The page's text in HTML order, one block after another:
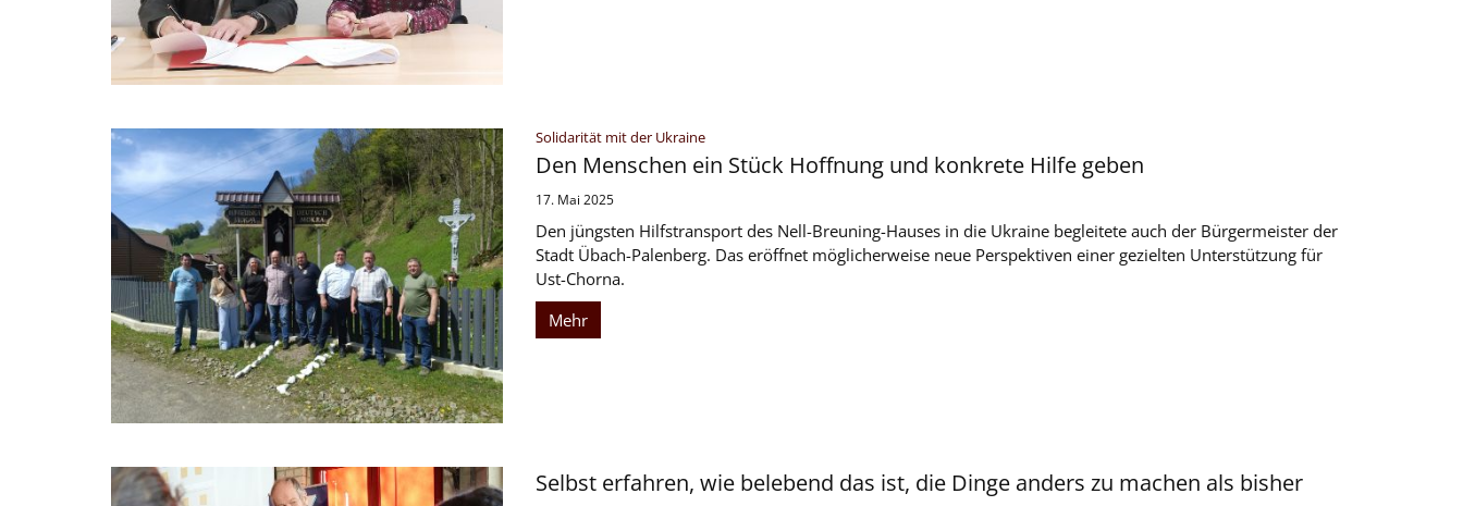
Solidarität mit der Ukraine:
Den Menschen ein Stück Hoffnung und konkrete Hilfe geben
17. Mai 2025
Den jüngsten Hilfstransport des Nell-Breuning-Hauses in die Ukraine begleitete auch der Bürgermeister der
Stadt Übach-Palenberg. Das eröffnet möglicherweise neue Perspektiven einer gezielten Unterstützung für
Ust-Chorna.
Mehr
Selbst erfahren, wie belebend das ist, die Dinge anders zu machen als bisher